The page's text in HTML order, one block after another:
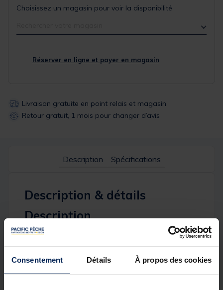
Consentement Détails À propos des cookies
Choisissez un magasin pour voir la disponibilité
Réserver en ligne et payer en magasin
Livraison gratuite en point relais et magasin
Retour gratuit, 1 mois pour changer d’avis
Description Spécifications
Description & détails
Description
Waggler coulissant muni d’une antenne plastique